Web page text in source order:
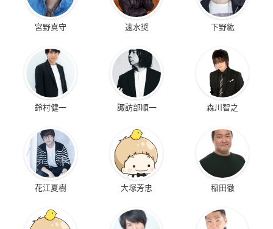
宮野真守 速水奨 下野紘
鈴村健一 諏訪部順一 森川智之
花江夏樹 大塚芳忠 稲田徹